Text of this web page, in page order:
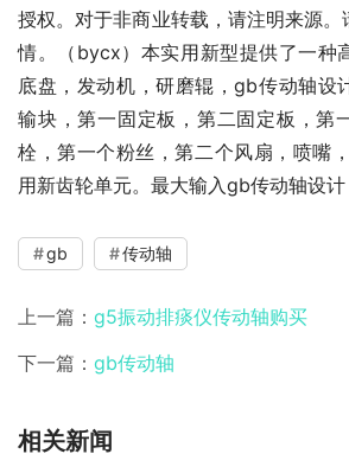
授权。对于非商业转载，请注明来源
情。（bycx）本实用新型提供了一种
底盘，发动机，研磨辊，gb传动轴设
输块，第一固定板，第二固定板，第
栓，第一个粉丝，第二个风扇，喷嘴
用新齿轮单元。最大输入gb传动轴设计
gb 传动轴
上一篇： g5振动排痰仪传动轴购买
下一篇： gb传动轴
相关新闻